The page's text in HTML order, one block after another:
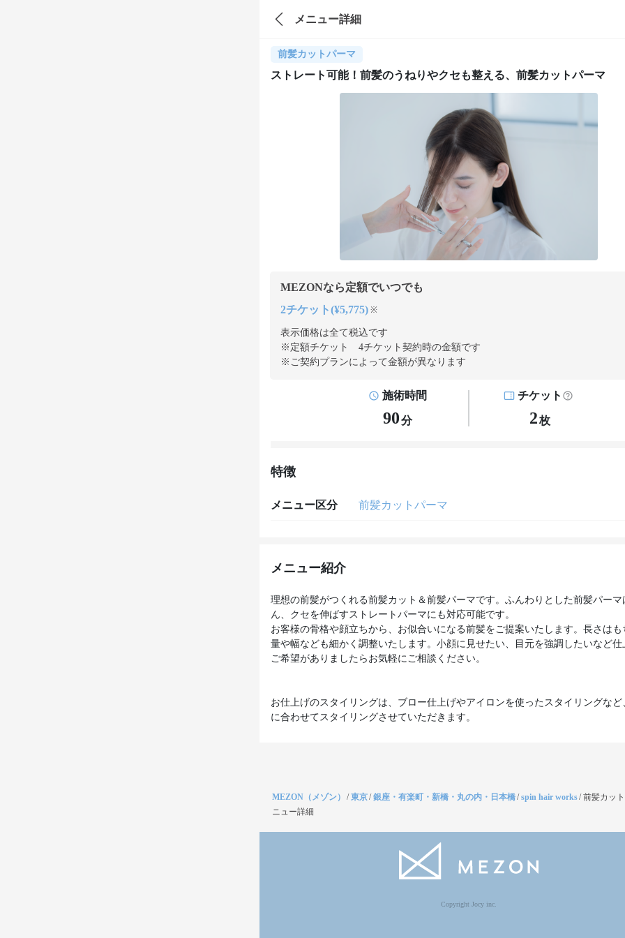
メニュー詳細
前髪カットパーマ
ストレート可能！前髪のうねりやクセも整える、前髪カットパーマ
MEZONなら定額でいつでも
2チケット(¥5,775) ※
表示価格は全て税込です
※定額チケット 4チケット契約時の金額です
※ご契約プランによって金額が異なります
施術時間
90分
チケット
2枚
特徴
メニュー区分 前髪カットパーマ
メニュー紹介
理想の前髪がつくれる前髪カット＆前髪パーマです。ふんわりとした前髪パーマ
ん、クセを伸ばすストレートパーマにも対応可能です。
お客様の骨格や顔立ちから、お似合いになる前髪をご提案いたします。長さはも
量や幅なども細かく調整いたします。小顔に見せたい、目元を強調したいなど仕
ご希望がありましたらお気軽にご相談ください。
お仕上げのスタイリングは、ブロー仕上げやアイロンを使ったスタイリングなど
に合わせてスタイリングさせていただきます。
MEZON（メゾン） /東京/銀座・有楽町・新橋・丸の内・日本橋/spin hair works/前髪カッ
ニュー詳細
Copyright Jocy inc.